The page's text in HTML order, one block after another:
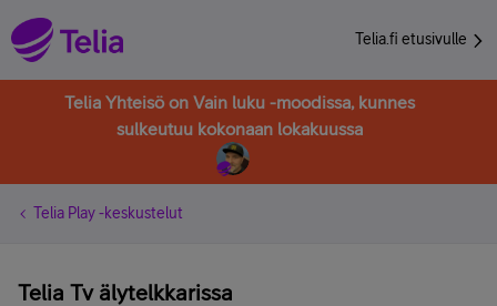
Telia.fi etusivulle
Telia Yhteisö on Vain luku -moodissa, kunnes
sulkeutuu kokonaan lokakuussa
Telia Play -keskustelut
Telia Tv älytelkkarissa